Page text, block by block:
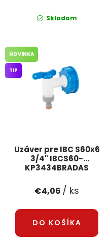
Skladom
Uzáver pre IBC S60x6
3/4" IBCS60-
KP3434BRADAS
NOVINKA
TIP
€4,06 / ks
DO KOŠÍKA